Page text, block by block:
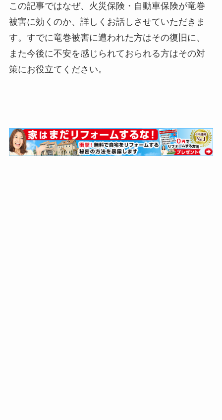
この記事ではなぜ、火災保険・自動車保険が竜巻
被害に効くのか、詳しくお話しさせていただきま
す。すでに竜巻被害に遭われた方はその復旧に、
また今後に不安を感じられておられる方はその対
策にお役立てください。